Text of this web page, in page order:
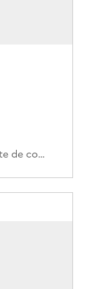
576PO/1/255/2-255/6 (Cote de commande)